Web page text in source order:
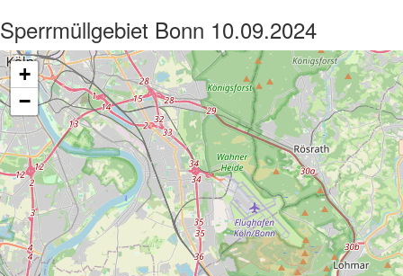
Sperrmüllgebiet Bonn 10.09.2024
+
−